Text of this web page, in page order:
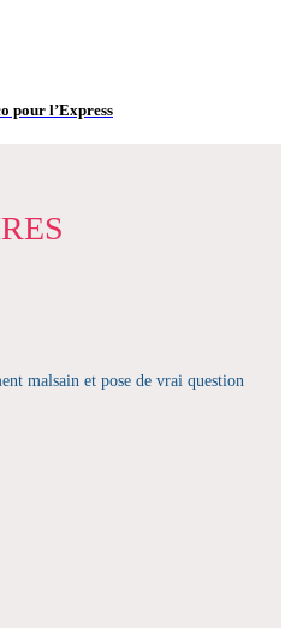
pour l’Express
malsain et pose de vrai question